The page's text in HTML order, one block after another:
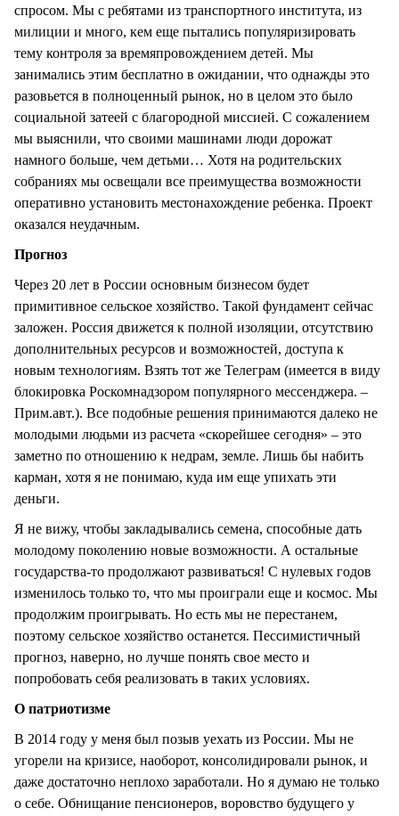
спросом. Мы с ребятами из транспортного института, из
милиции и много, кем еще пытались популяризировать
тему контроля за времяпровождением детей. Мы
занимались этим бесплатно в ожидании, что однажды это
разовьется в полноценный рынок, но в целом это было
социальной затеей с благородной миссией. С сожалением
мы выяснили, что своими машинами люди дорожат
намного больше, чем детьми… Хотя на родительских
собраниях мы освещали все преимущества возможности
оперативно установить местонахождение ребенка. Проект
оказался неудачным.
Прогноз
Через 20 лет в России основным бизнесом будет
примитивное сельское хозяйство. Такой фундамент сейчас
заложен. Россия движется к полной изоляции, отсутствию
дополнительных ресурсов и возможностей, доступа к
новым технологиям. Взять тот же Телеграм (имеется в виду
блокировка Роскомнадзором популярного мессенджера. –
Прим.авт.). Все подобные решения принимаются далеко не
молодыми людьми из расчета «скорейшее сегодня» – это
заметно по отношению к недрам, земле. Лишь бы набить
карман, хотя я не понимаю, куда им еще упихать эти
деньги.
Я не вижу, чтобы закладывались семена, способные дать
молодому поколению новые возможности. А остальные
государства-то продолжают развиваться! С нулевых годов
изменилось только то, что мы проиграли еще и космос. Мы
продолжим проигрывать. Но есть мы не перестанем,
поэтому сельское хозяйство останется. Пессимистичный
прогноз, наверно, но лучше понять свое место и
попробовать себя реализовать в таких условиях.
О патриотизме
В 2014 году у меня был позыв уехать из России. Мы не
угорели на кризисе, наоборот, консолидировали рынок, и
даже достаточно неплохо заработали. Но я думаю не только
о себе. Обнищание пенсионеров, воровство будущего у